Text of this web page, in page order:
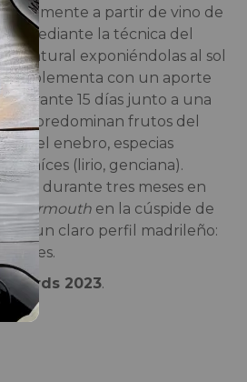
a partir de vino de
mediante la técnica del
natural exponiéndolas al sol
complementa con un aporte
durante 15 días junto a una
predominan frutos del
y el enebro, especias
y raíces (lirio, genciana).
durante tres meses en
vermouth en la cúspide de
y un claro perfil madrileño:
2023.